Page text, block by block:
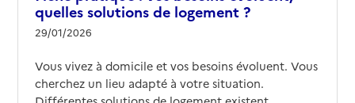
quelles solutions de logement ?
29/01/2026
Vous vivez à domicile et vos besoins évoluent. Vous
cherchez un lieu adapté à votre situation.